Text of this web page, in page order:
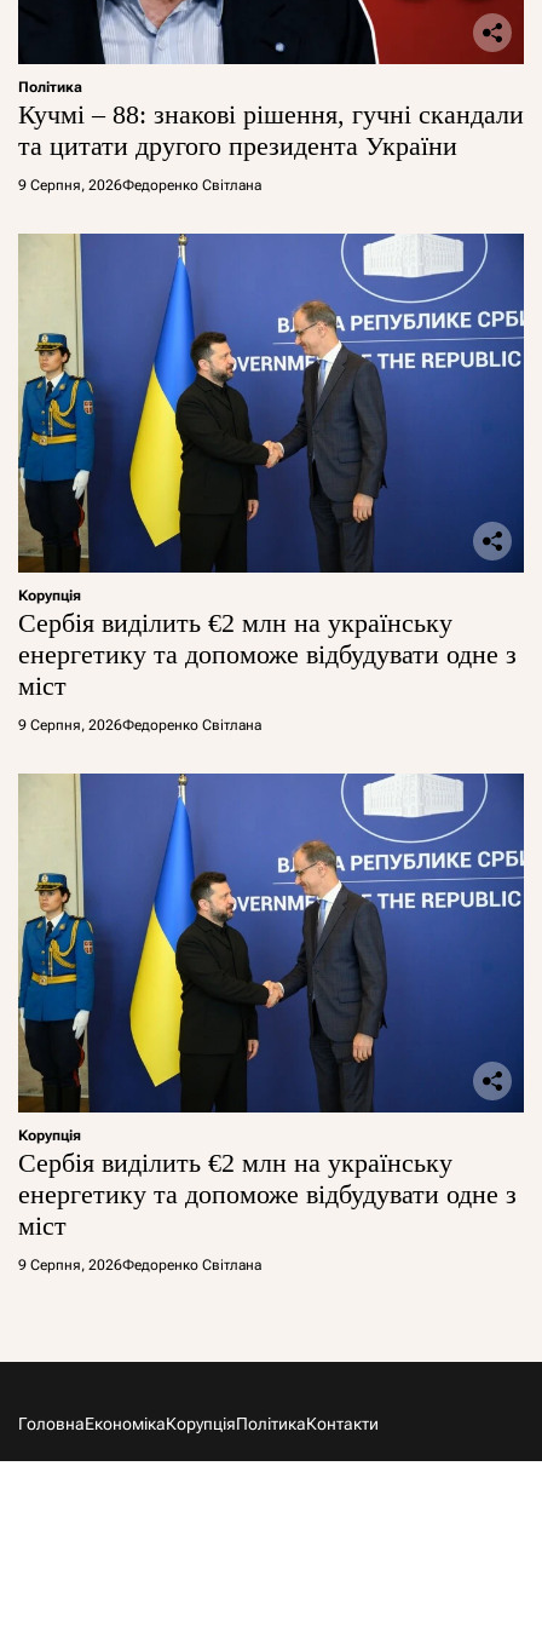
Політика
Кучмі – 88: знакові рішення, гучні скандали
та цитати другого президента України
9 Серпня, 2026Федоренко Світлана
Корупція
Сербія виділить €2 млн на українську
енергетику та допоможе відбудувати одне з
міст
9 Серпня, 2026Федоренко Світлана
Корупція
Сербія виділить €2 млн на українську
енергетику та допоможе відбудувати одне з
міст
9 Серпня, 2026Федоренко Світлана
ГоловнаЕкономікаКорупціяПолітикаКонтакти